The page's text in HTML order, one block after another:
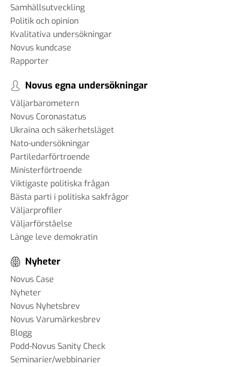
Samhällsutveckling
Politik och opinion
Kvalitativa undersökningar
Novus kundcase
Rapporter
Novus egna undersökningar
Väljarbarometern
Novus Coronastatus
Ukraina och säkerhetsläget
Nato-undersökningar
Partiledarförtroende
Ministerförtroende
Viktigaste politiska frågan
Bästa parti i politiska sakfrågor
Väljarprofiler
Väljarförståelse
Länge leve demokratin
Nyheter
Novus Case
Nyheter
Novus Nyhetsbrev
Novus Varumärkesbrev
Blogg
Podd-Novus Sanity Check
Seminarier/webbinarier